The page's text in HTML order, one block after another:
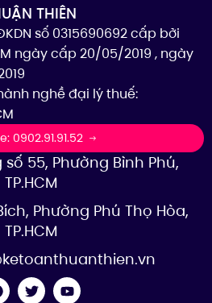
THIÊN
số 0315690692 cấp bởi
ngày cấp 20/05/2019 , ngày
nghề đại lý thuế:
0902.91.91.52
55, Phường Bình Phú,
TP.HCM
Phường Phú Thọ Hòa,
TP.HCM